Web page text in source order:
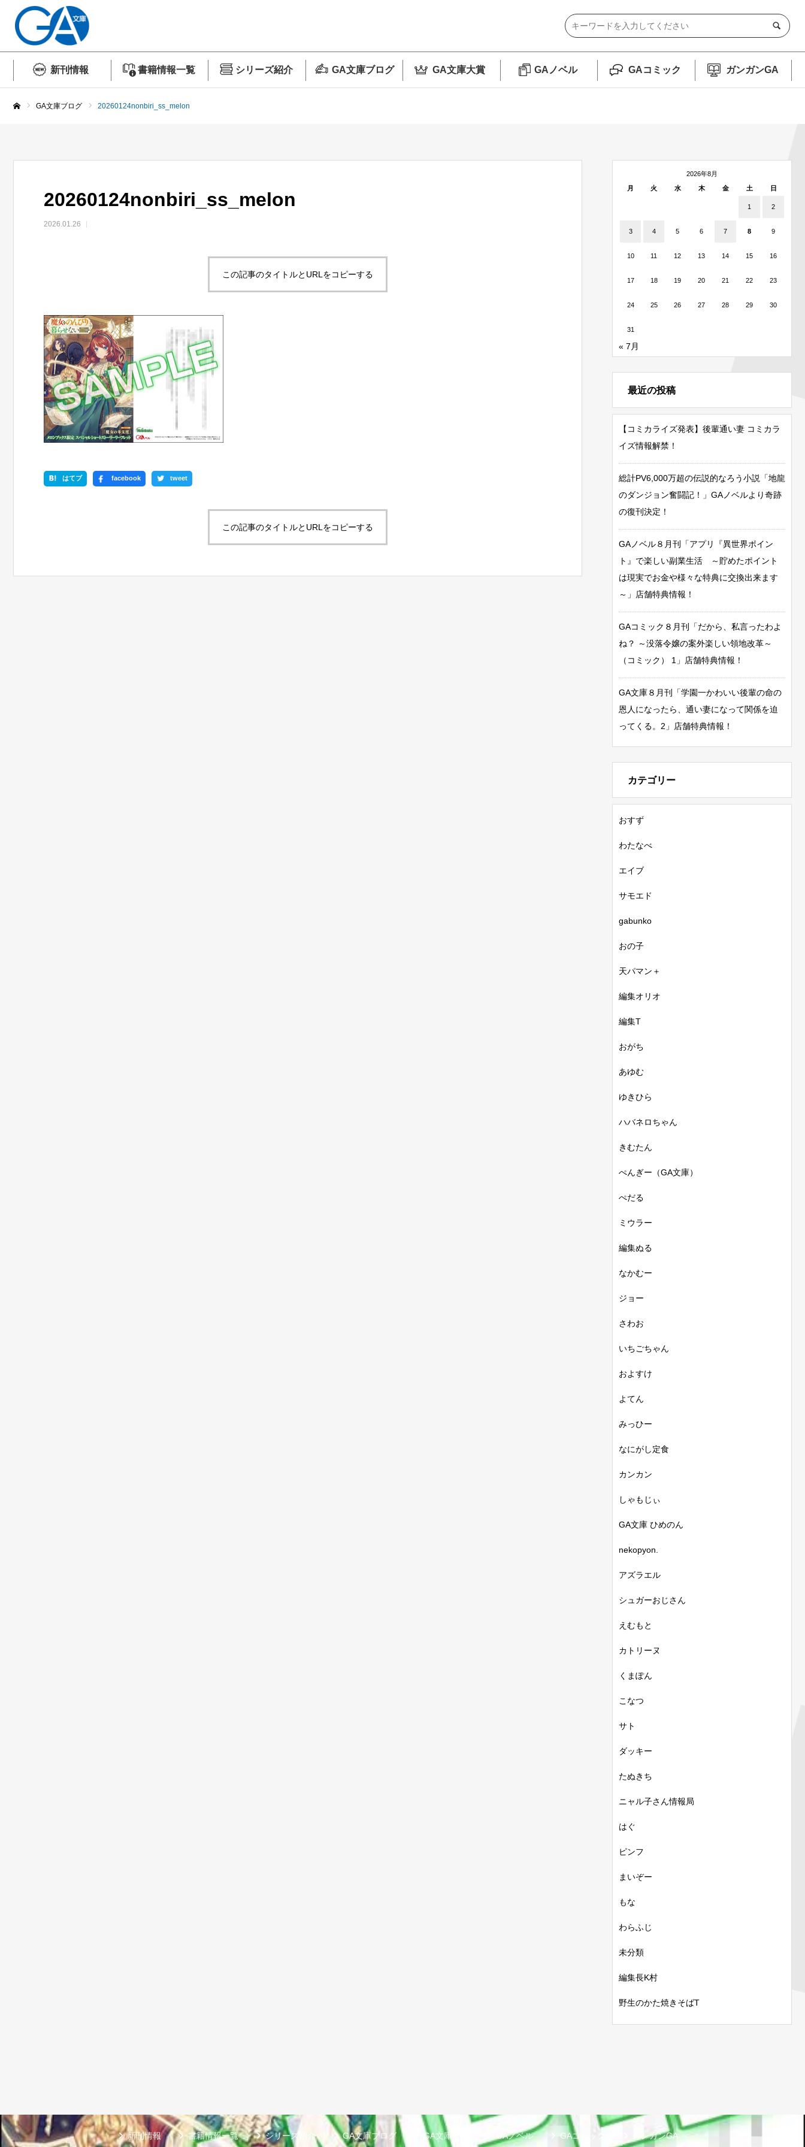
新刊情報 書籍情報一覧 シリーズ紹介 GA文庫ブログ GA文庫大賞 GAノベル GAコミック ガンガンGA
GA文庫ブログ 20260124nonbiri_ss_melon
20260124nonbiri_ss_melon
2026.01.26
この記事のタイトルとURLをコピーする
はてブ facebook tweet
この記事のタイトルとURLをコピーする
2026年8月
月
火 水 木 金 土 日
1 2
3 4 5 6 7 8 9
10 11 12 13 14 15 16
17 18 19 20 21 22 23
24 25 26 27 28 29 30
31
« 7月
最近の投稿
【コミカライズ発表】後輩通い妻 コミカラ
イズ情報解禁！
総計PV6,000万超の伝説的なろう小説「地龍
のダンジョン奮闘記！」GAノベルより奇跡
の復刊決定！
GAノベル８月刊「アプリ『異世界ポイン
ト』で楽しい副業生活 ～貯めたポイント
は現実でお金や様々な特典に交換出来ます
～」店舗特典情報！
GAコミック８月刊「だから、私言ったわよ
ね？ ～没落令嬢の案外楽しい領地改革～
（コミック） 1」店舗特典情報！
GA文庫８月刊「学園一かわいい後輩の命の
恩人になったら、通い妻になって関係を迫
ってくる。2」店舗特典情報！
カテゴリー
おすず
わたなべ
エイブ
サモエド
gabunko
おの子
天パマン＋
編集オリオ
編集T
おがち
あゆむ
ゆきひら
ハバネロちゃん
きむたん
ぺんぎー（GA文庫）
ぺだる
ミウラー
編集ぬる
なかむー
ジョー
さわお
いちごちゃん
およすけ
よてん
みっひー
なにがし定食
カンカン
しゃもじぃ
GA文庫 ひめのん
nekopyon.
アズラエル
シュガーおじさん
えむもと
カトリーヌ
くまぽん
こなつ
サト
ダッキー
たぬきち
ニャル子さん情報局
はぐ
ピンフ
まいぞー
もな
わらふじ
未分類
編集長K村
野生のかた焼きそばT
新刊情報 書籍情報一覧 シリーズ紹介 GA文庫ブログ GA文庫大賞 GAノベル GAコミック ガンガンGA